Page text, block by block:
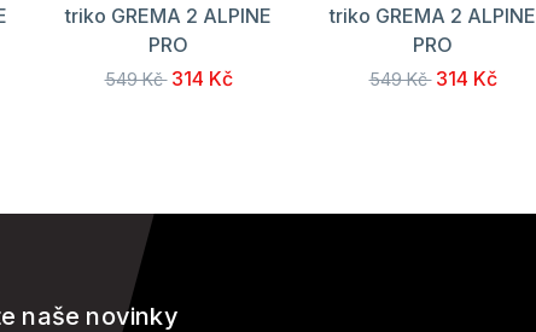
triko GREMA 2 ALPINE
PRO
549 Kč 314 Kč
triko GREMA 2 ALPINE
PRO
549 Kč 314 Kč
naše novinky